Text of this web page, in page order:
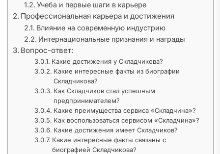
Учеба и первые шаги в карьере
Профессиональная карьера и достижения
Влияние на современную индустрию
Интернациональные признания и награды
Вопрос-ответ:
Какие достижения у Складчикова?
Какие интересные факты из биографии
Складчикова?
Как Складчиков стал успешным
предпринимателем?
Какие преимущества сервиса «Складчина»?
Как воспользоваться сервисом «Складчина»?
Какие достижения имеет Складчиков?
Какие интересные факты связаны с
биографией Складчикова?